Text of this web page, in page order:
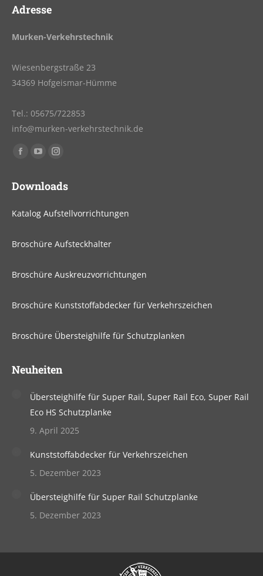
Adresse
Murken-Verkehrstechnik
Wiesenbergstraße 23
34369 Hofgeismar-Hümme
Tel.: 05675/722853
info@murken-verkehrstechnik.de
Finden Sie uns auf:
Facebook
opens
new
YouTube
opens
new
Instagram
opens
new
Downloads
Katalog Aufstellvorrichtungen
Broschüre Aufsteckhalter
Broschüre Auskreuzvorrichtungen
Broschüre Kunststoffabdecker für Verkehrszeichen
Broschüre Übersteighilfe für Schutzplanken
Neuheiten
Übersteighilfe für Super Rail, Super Rail Eco, Super Rail
Eco HS Schutzplanke
9. April 2025
Kunststoffabdecker für Verkehrszeichen
5. Dezember 2023
Übersteighilfe für Super Rail Schutzplanke
5. Dezember 2023